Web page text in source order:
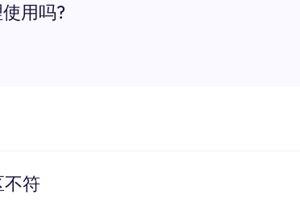
用吗?
符